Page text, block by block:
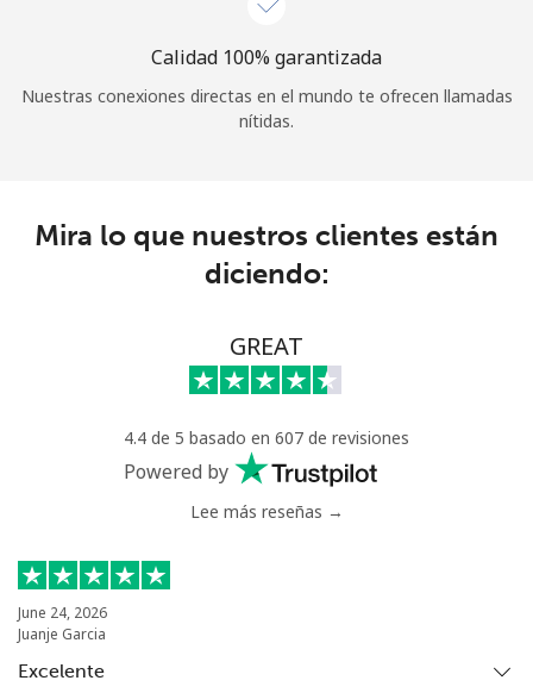
Calidad 100% garantizada
Nuestras conexiones directas en el mundo te ofrecen llamadas
nítidas.
Mira lo que nuestros clientes están
diciendo:
GREAT
4.4 de 5 basado en 607 de revisiones
Powered by
Lee más reseñas →
June 24, 2026
Juanje Garcia
Excelente